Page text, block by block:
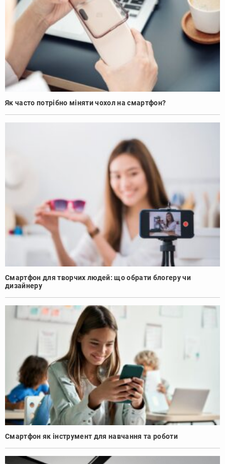
Як часто потрібно міняти чохол на смартфон?
Смартфон для творчих людей: що обрати блогеру чи
дизайнеру
Смартфон як інструмент для навчання та роботи